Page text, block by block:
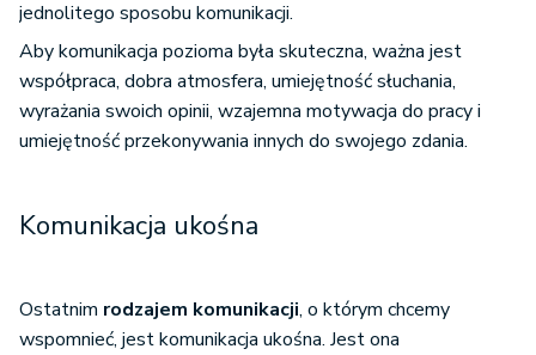
jednolitego sposobu komunikacji.
Aby komunikacja pozioma była skuteczna, ważna jest
współpraca, dobra atmosfera, umiejętność słuchania,
wyrażania swoich opinii, wzajemna motywacja do pracy i
umiejętność przekonywania innych do swojego zdania.
Komunikacja ukośna
Ostatnim rodzajem komunikacji, o którym chcemy
wspomnieć, jest komunikacja ukośna. Jest ona